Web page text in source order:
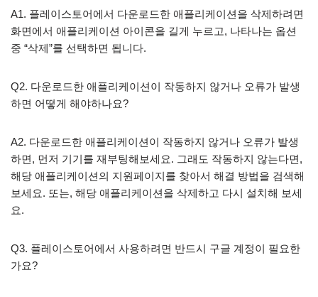
A1. 플레이스토어에서 다운로드한 애플리케이션을 삭제하려면
화면에서 애플리케이션 아이콘을 길게 누르고, 나타나는 옵션
중 “삭제”를 선택하면 됩니다.
Q2. 다운로드한 애플리케이션이 작동하지 않거나 오류가 발생
하면 어떻게 해야하나요?
A2. 다운로드한 애플리케이션이 작동하지 않거나 오류가 발생
하면, 먼저 기기를 재부팅해보세요. 그래도 작동하지 않는다면,
해당 애플리케이션의 지원페이지를 찾아서 해결 방법을 검색해
보세요. 또는, 해당 애플리케이션을 삭제하고 다시 설치해 보세
요.
Q3. 플레이스토어에서 사용하려면 반드시 구글 계정이 필요한
가요?